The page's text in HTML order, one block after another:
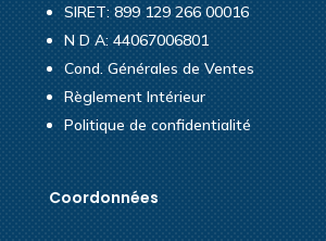
SIRET: 899 129 266 00016
N D A: 44067006801
Cond. Générales de Ventes
Règlement Intérieur
Politique de confidentialité
Coordonnées